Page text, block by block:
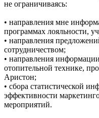
не ограничиваясь:
• направления мне
программах лояльности,
• направления
сотрудничеством;
• направления
отопительной технике,
Аристон;
• сбора статистической
эффективности
мероприятий.